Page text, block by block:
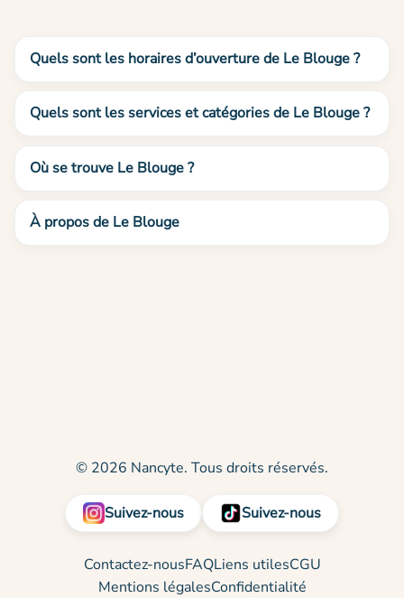
Quels sont les horaires d’ouverture de Le Blouge ?
Quels sont les services et catégories de Le Blouge ?
Où se trouve Le Blouge ?
À propos de Le Blouge
© 2026 Nancyte. Tous droits réservés.
Suivez-nous Suivez-nous
Contactez-nousFAQLiens utilesCGU
Mentions légalesConfidentialité